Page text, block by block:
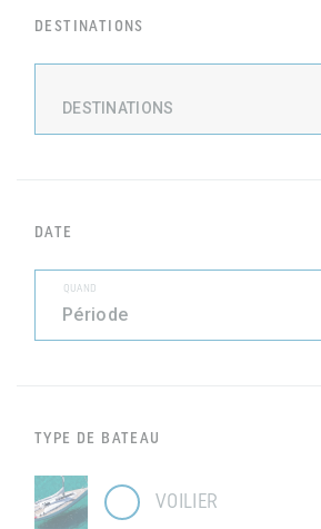
DESTINATIONS
DATE
QUAND
TYPE DE BATEAU
VOILIER